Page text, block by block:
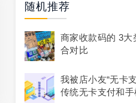
随机推荐
商家收款码的 3大
合对比
我被店小友“无卡
传统无卡支付和